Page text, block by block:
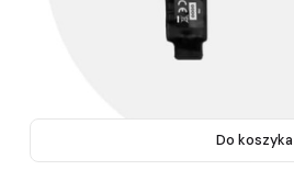
Do koszyka